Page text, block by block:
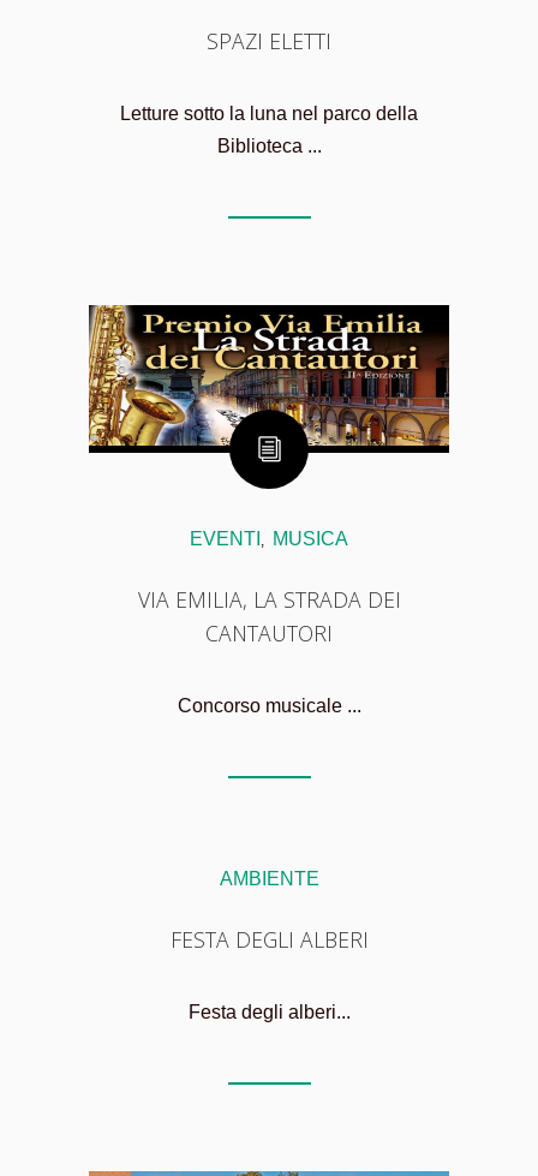
SPAZI ELETTI
Letture sotto la luna nel parco della
Biblioteca ...
EVENTI MUSICA
VIA EMILIA, LA STRADA DEI
CANTAUTORI
Concorso musicale ...
AMBIENTE
FESTA DEGLI ALBERI
Festa degli alberi...